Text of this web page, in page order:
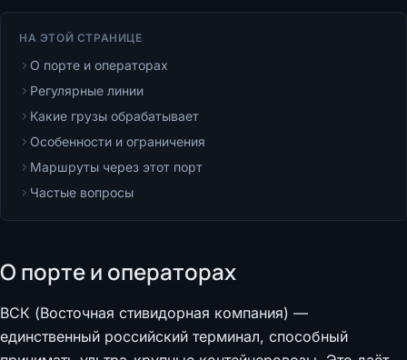
НА ЭТОЙ СТРАНИЦЕ
О порте и операторах
Регулярные линии
Какие грузы обрабатывает
Особенности и ограничения
Маршруты через этот порт
Частые вопросы
О порте и операторах
ВСК (Восточная стивидорная компания) —
единственный российский терминал, способный